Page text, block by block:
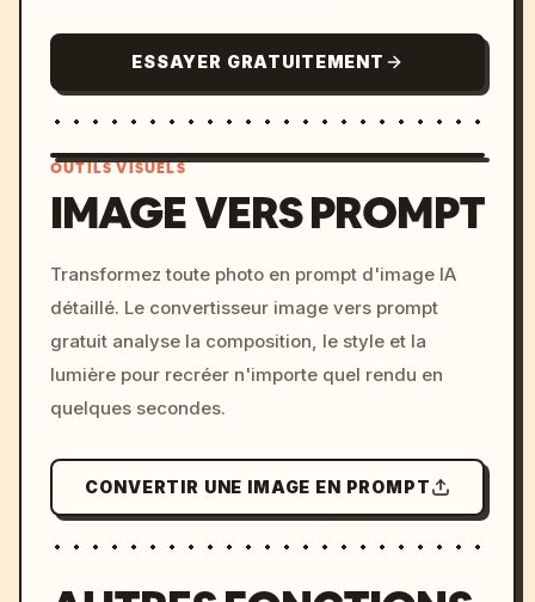
ESSAYER GRATUITEMENT
c, cyberpunk sunset, neon
colors, 8k --v 6.0
OUTILS VISUELS
IMAGE VERS PROMPT
Transformez toute photo en prompt d'image IA
détaillé. Le convertisseur image vers prompt
gratuit analyse la composition, le style et la
lumière pour recréer n'importe quel rendu en
quelques secondes.
CONVERTIR UNE IMAGE EN PROMPT